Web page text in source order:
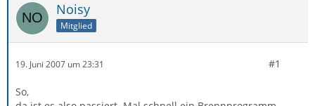
Noisy
Mitglied
19. Juni 2007 um 23:31 #1
So,